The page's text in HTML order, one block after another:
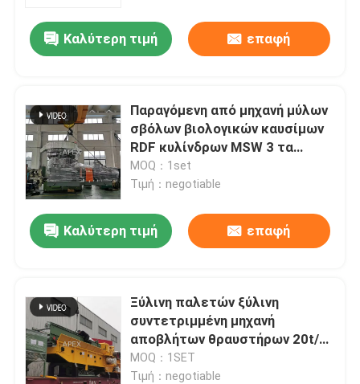
Καλύτερη τιμή επαφή
Παραγόμενη από μηχανή μύλων
σβόλων βιολογικών καυσίμων
RDF κυλίνδρων MSW 3 τα
απορρίματα κανένα ρουλεμάν
κυλίνδρων.
MOQ：1set
Τιμή：negotiable
Καλύτερη τιμή επαφή
Ξύλινη παλετών ξύλινη
συντετριμμένη μηχανή
αποβλήτων θραυστήρων 20t/h
βαριά σκονισμένη στο VN
MOQ：1SET
Τιμή：negotiable